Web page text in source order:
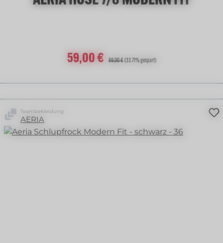
Verkaufspreis:
59,00 € Regulärer Preis:
89,00 € (33.71% gespart)
Teambekleidung
AERIA